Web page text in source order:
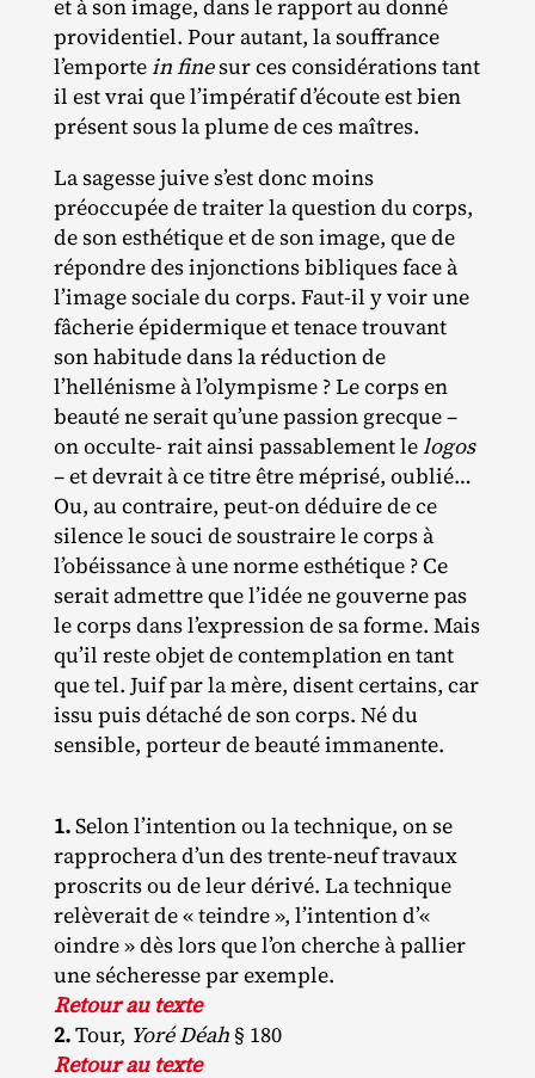
et à son image, dans le rapport au donné
providentiel. Pour autant, la souffrance
l’emportein finesur ces considérations tant
il est vrai que l’impératif d’écoute est bien
présent sous la plume de ces maîtres.
La sagesse juive s’est donc moins
préoccupée de traiter la question du corps,
de son esthétique et de son image, que de
répondre des injonctions bibliques face à
l’image sociale du corps. Faut‐​il y voir une
fâcherie épidermique et tenace trouvant
son habitude dans la réduction de
l’hellénisme à l’olympisme ? Le corps en
beauté ne serait qu’une passion grecque –
on occulte‐ rait ainsi passablement lelogos
– et devrait à ce titre être méprisé, oublié…
Ou, au contraire, peut‐​on déduire de ce
silence le souci de soustraire le corps à
l’obéissance à une norme esthétique ? Ce
serait admettre que l’idée ne gouverne pas
le corps dans l’expression de sa forme. Mais
qu’il reste objet de contemplation en tant
que tel. Juif par la mère, disent certains, car
issu puis détaché de son corps. Né du
sensible, porteur de beauté immanente.
1.Selon l’intention ou la technique, on se
rapprochera d’un des trente‐​neuf travaux
proscrits ou de leur dérivé. La technique
relèverait de « teindre », l’intention d’«
oindre » dès lors que l’on cherche à pallier
une sécheresse par exemple.
Retour au texte
2.Tour, Yoré Déah§ 180
Retour au texte